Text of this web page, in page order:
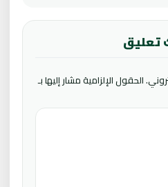
تعليق
الحقول الإلزامية مشار إليها بـ